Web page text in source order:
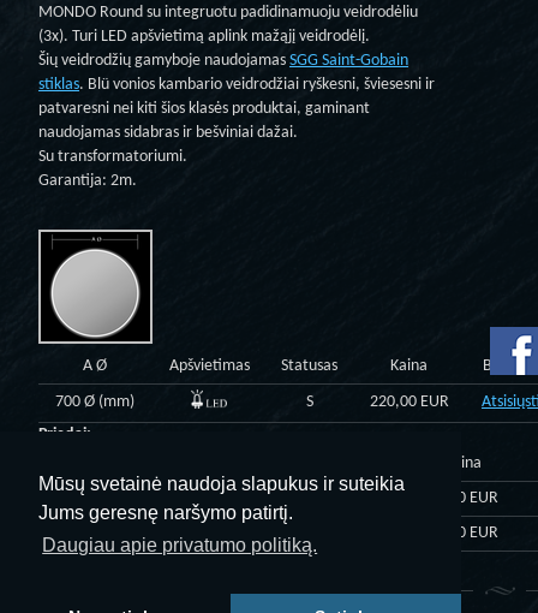
Mūsų svetainė naudoja slapukus ir suteikia
Jums geresnę naršymo patirtį.
Daugiau apie privatumo politiką.
MONDO Round su integruotu padidinamuoju veidrodėliu
(3x). Turi LED apšvietimą aplink mažąjį veidrodėlį.
Šių veidrodžių gamyboje naudojamas SGG Saint-Gobain
stiklas. Blü vonios kambario veidrodžiai ryškesni, šviesesni ir
patvaresni nei kiti šios klasės produktai, gaminant
naudojamas sidabras ir bešviniai dažai.
Su transformatoriumi.
Garantija: 2m.
A Ø Apšvietimas Statusas Kaina
Brėžinys
700 Ø (mm)
S 220,00 EUR
Priedai:
Kaina
Sensorinis jungiklis
70,00 EUR
90,00 EUR